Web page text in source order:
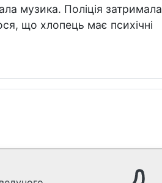
музика. Поліція затримала
що хлопець має психічні